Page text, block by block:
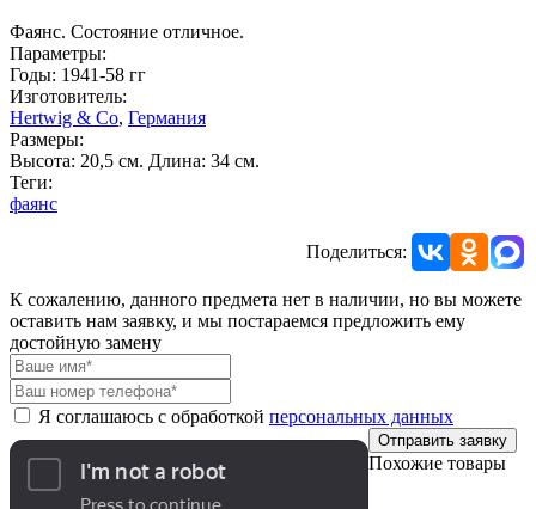
Фаянс. Состояние отличное.
Параметры:
Годы: 1941-58 гг
Изготовитель:
Hertwig & Co, Германия
Размеры:
Высота: 20,5 см. Длина: 34 см.
Теги:
фаянс
Поделиться:
К сожалению, данного предмета нет в наличии, но вы можете
оставить нам заявку, и мы постараемся предложить ему
достойную замену
Я соглашаюсь с обработкой персональных данных
Отправить заявку
Похожие товары